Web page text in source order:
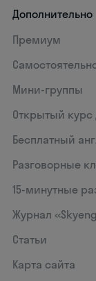
Дополнительно
Премиум
Мини-группы
Открытый курс
Бесплатный
Разговорные
15‑минутные
Журнал
Статьи
Карта сайта